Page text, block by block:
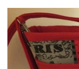
CEDULKY
MOJE POSLEDNÍ